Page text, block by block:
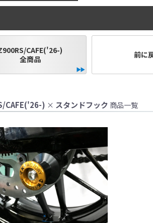
CAFE('26-)
全商品
前に
CAFE('26-) × スタンドフック 商品一覧
●当HP内では、マ
（※）での使用は
レースでの使用
をお願い致します。
●取り付けについて
基準に基づいた
なお、取付時、
品、クレーム等
●商品の仕様・価格
●商品は、予告無く